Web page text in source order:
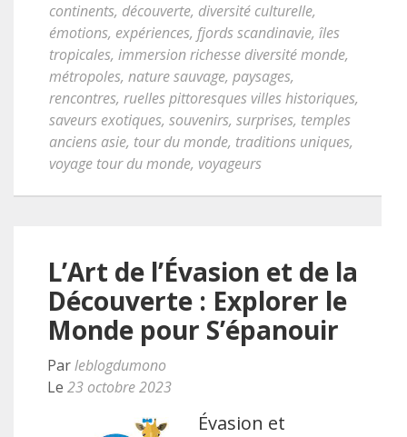
continents, découverte, diversité culturelle,
émotions, expériences, fjords scandinavie, îles
tropicales, immersion richesse diversité monde,
métropoles, nature sauvage, paysages,
rencontres, ruelles pittoresques villes historiques,
saveurs exotiques, souvenirs, surprises, temples
anciens asie, tour du monde, traditions uniques,
voyage tour du monde, voyageurs
L’Art de l’Évasion et de la
Découverte : Explorer le
Monde pour S’épanouir
Parleblogdumono
Le 23 octobre 2023
Évasion et